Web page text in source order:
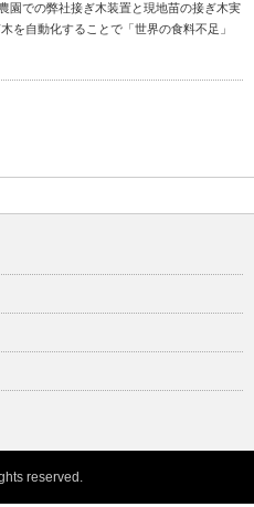
園での弊社接ぎ木装置と現地苗の接ぎ木実
を自動化することで「世界の食料不足」
reserved.